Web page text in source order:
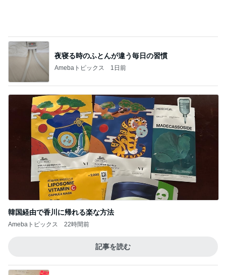
韓国経由で香川に帰れる楽な方法
Amebaトピックス 22時間前
記事を読む
Amebaトピックス 16時間前